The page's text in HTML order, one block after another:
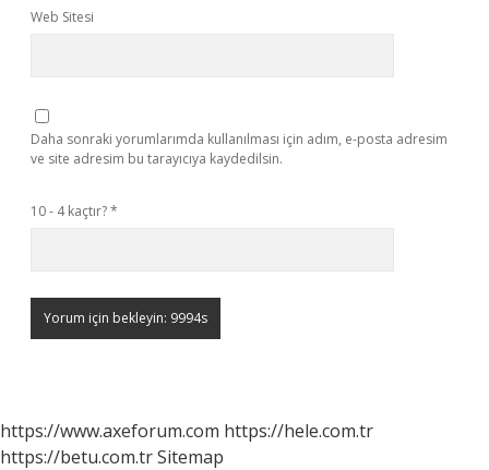
Web Sitesi
Daha sonraki yorumlarımda kullanılması için adım, e-posta adresim
ve site adresim bu tarayıcıya kaydedilsin.
10 - 4 kaçtır?*
https://www.axeforum.com https://hele.com.tr
https://betu.com.trSitemap